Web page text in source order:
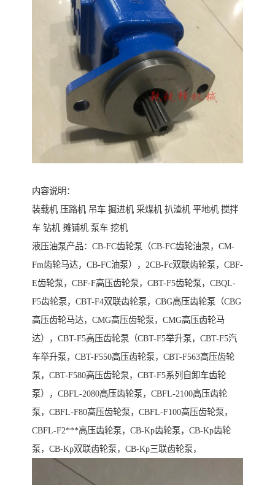
内容说明：
装载机 压路机 吊车 掘进机 采煤机 扒渣机 平地机 搅拌
车 钻机 摊铺机 泵车 挖机
液压油泵产品：CB-FC齿轮泵（CB-FC齿轮油泵，CM-
Fm齿轮马达，CB-FC油泵），2CB-Fc双联齿轮泵，CBF-
E齿轮泵，CBF-F高压齿轮泵，CBT-F5齿轮泵，CBQL-
F5齿轮泵，CBT-F4双联齿轮泵，CBG高压齿轮泵（CBG
高压齿轮马达，CMG高压齿轮泵，CMG高压齿轮马
达），CBT-F5高压齿轮泵（CBT-F5举升泵，CBT-F5汽
车举升泵，CBT-F550高压齿轮泵，CBT-F563高压齿轮
泵，CBT-F580高压齿轮泵，CBT-F5系列自卸车齿轮
泵），CBFL-2080高压齿轮泵，CBFL-2100高压齿轮
泵，CBFL-F80高压齿轮泵，CBFL-F100高压齿轮泵，
CBFL-F2***高压齿轮泵，CB-Kp齿轮泵，CB-Kp齿轮
泵，CB-Kp双联齿轮泵，CB-Kp三联齿轮泵，